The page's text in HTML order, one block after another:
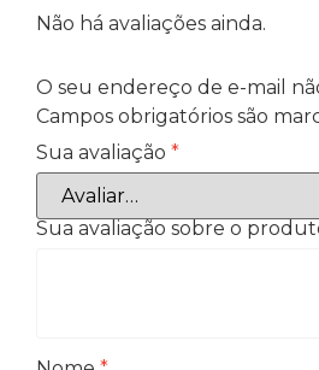
Não há avaliações ainda.
O seu endereço de e-mail
Campos obrigatórios são
Sua avaliação *
Sua avaliação sobre o